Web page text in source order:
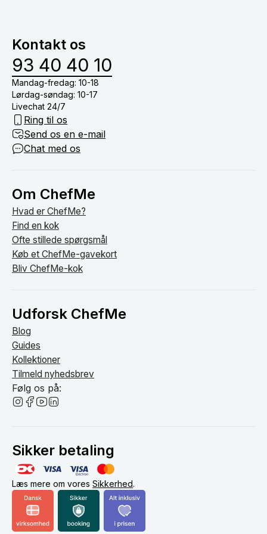
om bordet.
Kontakt os
93 40 40 10
Mandag-fredag: 10-18
Lørdag-søndag: 10-17
Livechat 24/7
Ring til os
Send os en e-mail
Chat med os
Om ChefMe
Hvad er ChefMe?
Find en kok
Ofte stillede spørgsmål
Køb et ChefMe-gavekort
Bliv ChefMe-kok
Udforsk ChefMe
Blog
Guides
Kollektioner
Tilmeld nyhedsbrev
Følg os på:
Sikker betaling
Læs mere om vores Sikkerhed.